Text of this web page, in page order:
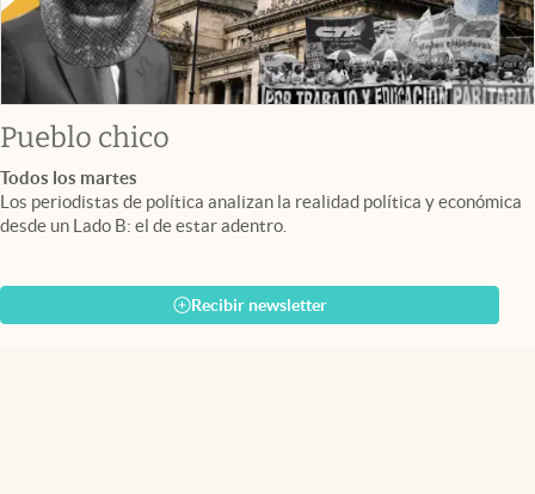
Pueblo chico
Todos los martes
Los periodistas de política analizan la realidad política y económica
desde un Lado B: el de estar adentro.
Recibir newsletter